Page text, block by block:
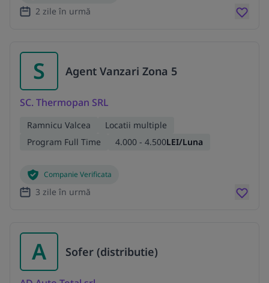
2 zile în urmă
S Agent Vanzari Zona 5
SC. Thermopan SRL
Ramnicu Valcea
Locatii multiple
Program Full Time
4.000 - 4.500LEI/Luna
Companie Verificata
3 zile în urmă
A Sofer (distributie)